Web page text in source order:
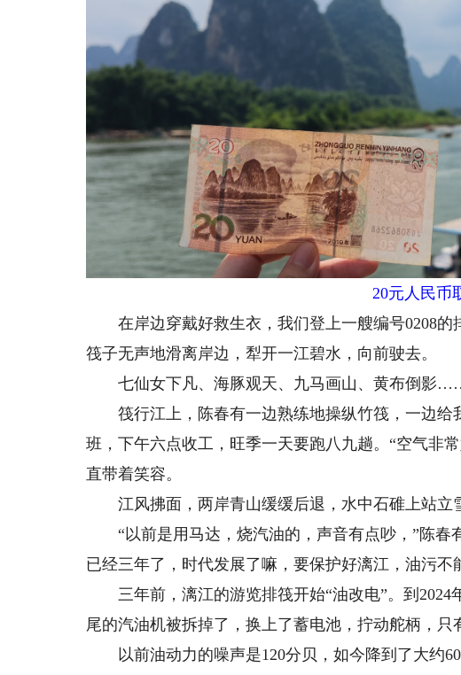
20元人民币
在岸边穿戴好救生衣，我们登上一艘编号0208的
筏子无声地滑离岸边，犁开一江碧水，向前驶去。
七仙女下凡、海豚观天、九马画山、黄布倒影
筏行江上，陈春有一边熟练地操纵竹筏，一边给
班，下午六点收工，旺季一天要跑八九趟。“空气非
直带着笑容。
江风拂面，两岸青山缓缓后退，水中石碓上站立
“以前是用马达，烧汽油的，声音有点吵，”陈春
已经三年了，时代发展了嘛，要保护好漓江，油污不
三年前，漓江的游览排筏开始“油改电”。到2024
尾的汽油机被拆掉了，换上了蓄电池，拧动舵柄，只
以前油动力的噪声是120分贝，如今降到了大约